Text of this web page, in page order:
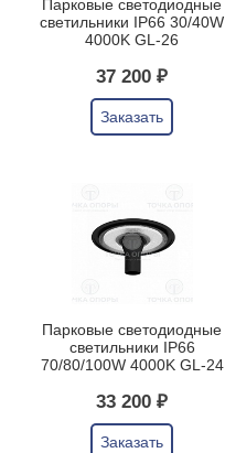
Парковые светодиодные
светильники IP66 30/40W
4000K GL-26
37 200 ₽
Заказать
Парковые светодиодные
светильники IP66
70/80/100W 4000K GL-24
33 200 ₽
Заказать